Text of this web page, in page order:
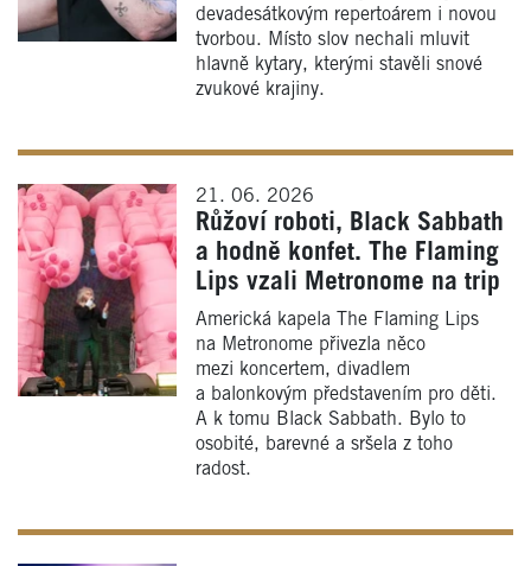
devadesátkovým repertoárem i novou
tvorbou. Místo slov nechali mluvit
hlavně kytary, kterými stavěli snové
zvukové krajiny.
21. 06. 2026
Růžoví roboti, Black Sabbath
a hodně konfet. The Flaming
Lips vzali Metronome na trip
Americká kapela The Flaming Lips
na Metronome přivezla něco
mezi koncertem, divadlem
a balonkovým představením pro děti.
A k tomu Black Sabbath. Bylo to
osobité, barevné a sršela z toho
radost.